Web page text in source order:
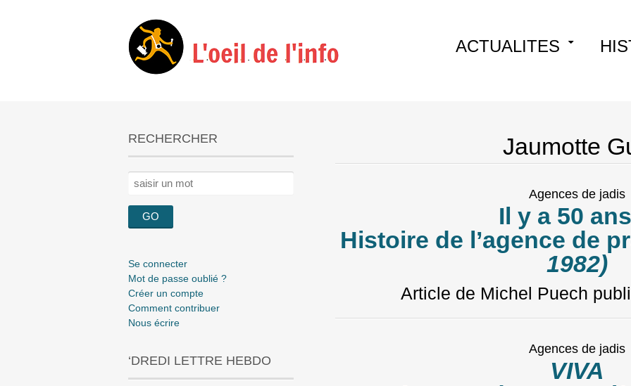
Skip
ACTUALITES
Jaumotte
Agences de jadis
Il y a 50
Histoire de l’agence de
1982)
Article de Michel Puech
Agences de jadis
VIVA
RECHERCHER
Rechercher :
Se connecter
Mot de passe oublié ?
Créer un compte
Comment contribuer
Nous écrire
‘DREDI LETTRE HEBDO